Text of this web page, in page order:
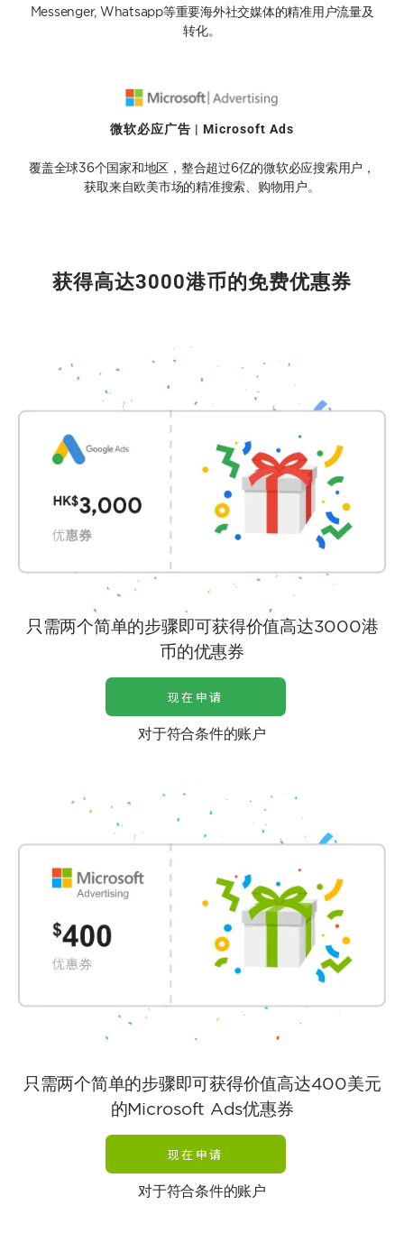
Messenger, Whatsapp等重要海外社交媒体的精准用户流量及
转化。
微软必应广告 | Microsoft Ads
覆盖全球36个国家和地区，整合超过6亿的微软必应搜索用户，
获取来自欧美市场的精准搜索、购物用户。
获得高达3000港币的免费优惠券
只需两个简单的步骤即可获得价值高达3000港
币的优惠券
现在申请
对于符合条件的账户
只需两个简单的步骤即可获得价值高达400美元
的Microsoft Ads优惠券
现在申请
对于符合条件的账户